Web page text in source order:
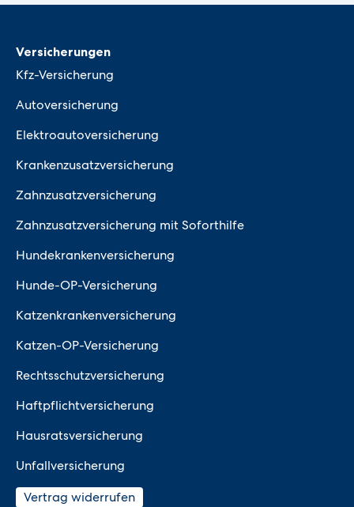
Versicherungen
Kfz-Versicherung
Autoversicherung
Elektroautoversicherung
Krankenzusatzversicherung
Zahnzusatzversicherung
Zahnzusatzversicherung mit Soforthilfe
Hundekrankenversicherung
Hunde-OP-Versicherung
Katzenkrankenversicherung
Katzen-OP-Versicherung
Rechtsschutzversicherung
Haftpflichtversicherung
Hausratsversicherung
Unfallversicherung
Vertrag widerrufen